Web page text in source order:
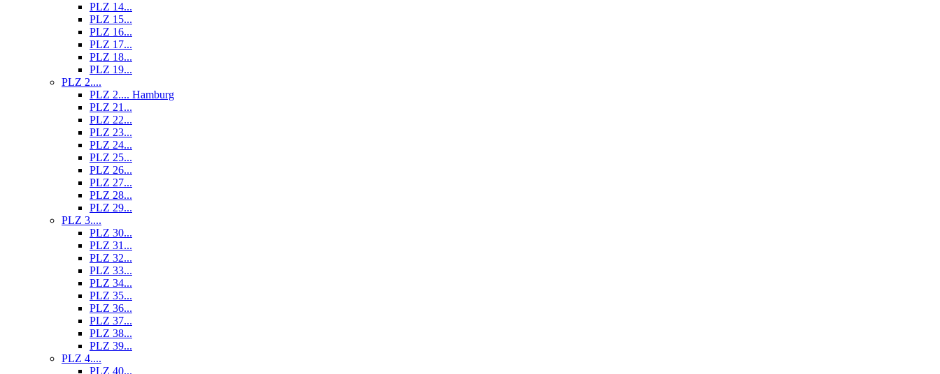
PLZ 14...
PLZ 15...
PLZ 16...
PLZ 17...
PLZ 18...
PLZ 19...
PLZ 2....
PLZ 2.... Hamburg
PLZ 21...
PLZ 22...
PLZ 23...
PLZ 24...
PLZ 25...
PLZ 26...
PLZ 27...
PLZ 28...
PLZ 29...
PLZ 3....
PLZ 30...
PLZ 31...
PLZ 32...
PLZ 33...
PLZ 34...
PLZ 35...
PLZ 36...
PLZ 37...
PLZ 38...
PLZ 39...
PLZ 4....
PLZ 40...